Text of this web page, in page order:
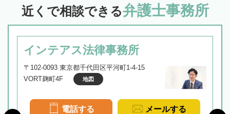
近くで相談できる弁護士事務所
インテアス法律事務所
〒102-0093 東京都千代田区平河町1-4-15
VORT麹町4F
地図
電話する メールする